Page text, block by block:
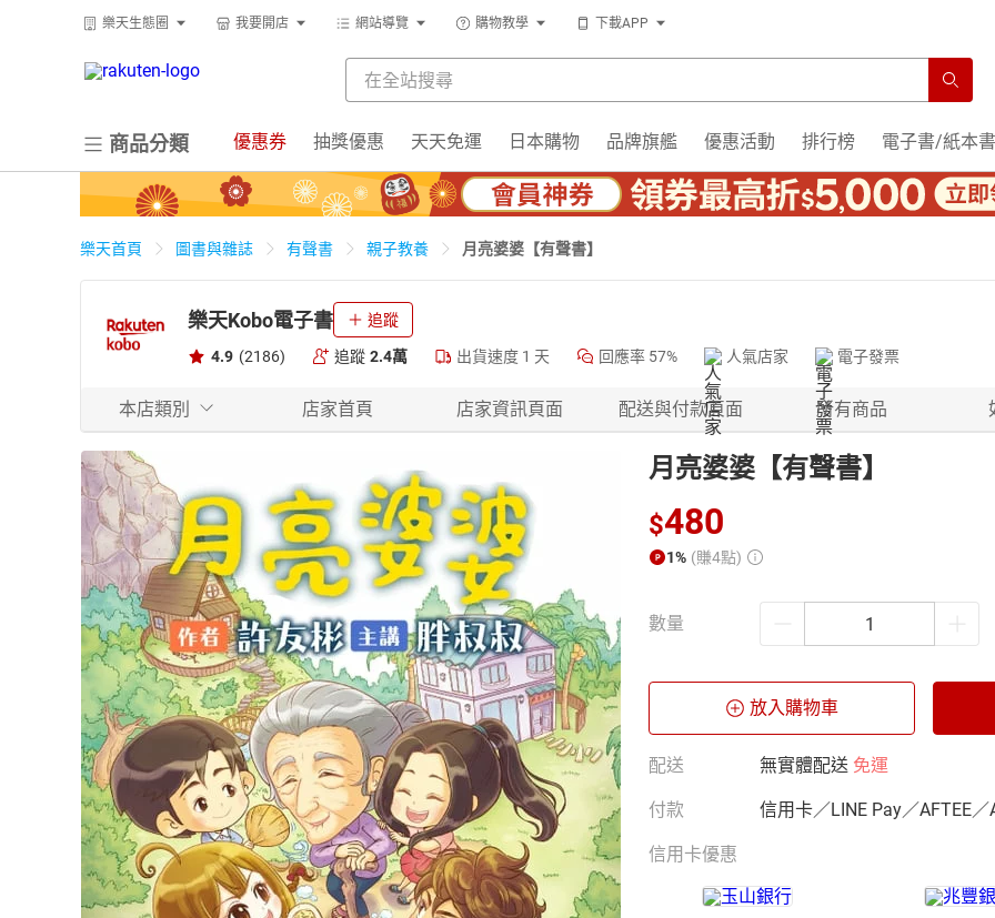
樂天生態圈 我要開店 網站導覽 購物教學 下載APP
商品分類 優惠券 抽獎優惠 天天免運 日本購物 品牌旗艦 優惠活動 排行榜 電子書/紙本書
樂天首頁 圖書與雜誌 有聲書 親子教養 月亮婆婆【有聲書】
樂天Kobo電子書 追蹤
4.9 (2186) 追蹤 2.4萬 出貨速度 1 天 回應率 57% 人氣店家 電子發票
本店類別 店家首頁 店家資訊頁面 配送與付款頁面 所有商品
月亮婆婆【有聲書】
$480
1% (賺4點)
數量
放入購物車
配送 無實體配送 免運
付款 信用卡／LINE Pay／AFTEE／
信用卡優惠